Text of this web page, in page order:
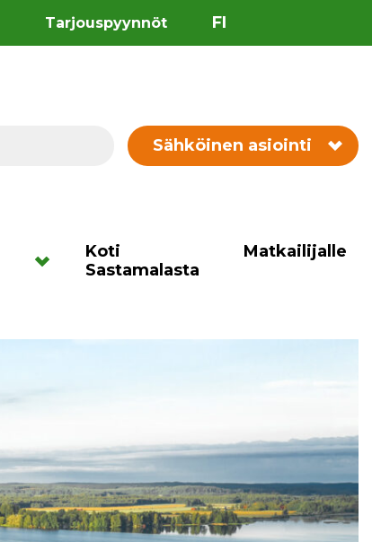
Tarjouspyynnöt FI
Sähköinen asiointi
Koti
Sastamalasta
Matkailijalle